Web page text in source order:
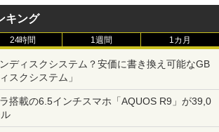
キング
24時間 1週間 1カ月
ディスクシステム？安価に書き換え可能なGB
スクシステム」
搭載の6.5インチスマホ「AQUOS R9」が39,0